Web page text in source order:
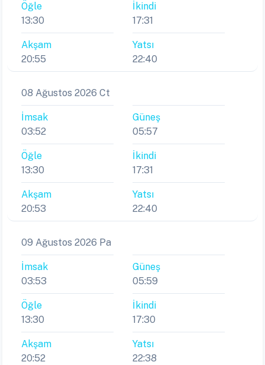
Öğle
13:30
İkindi
17:31
Akşam
20:55
Yatsı
22:40
08 Ağustos 2026 Ct
İmsak
03:52
Güneş
05:57
Öğle
13:30
İkindi
17:31
Akşam
20:53
Yatsı
22:40
09 Ağustos 2026 Pa
İmsak
03:53
Güneş
05:59
Öğle
13:30
İkindi
17:30
Akşam
20:52
Yatsı
22:38